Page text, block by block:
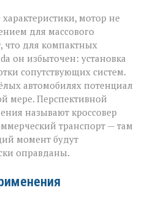
мотор не
для массового
что для компактных
он избыточен: установка
сопутствующих систем.
автомобилях потенциал
мере. Перспективной
называют кроссовер
транспорт — там
момент будут
оправданы.